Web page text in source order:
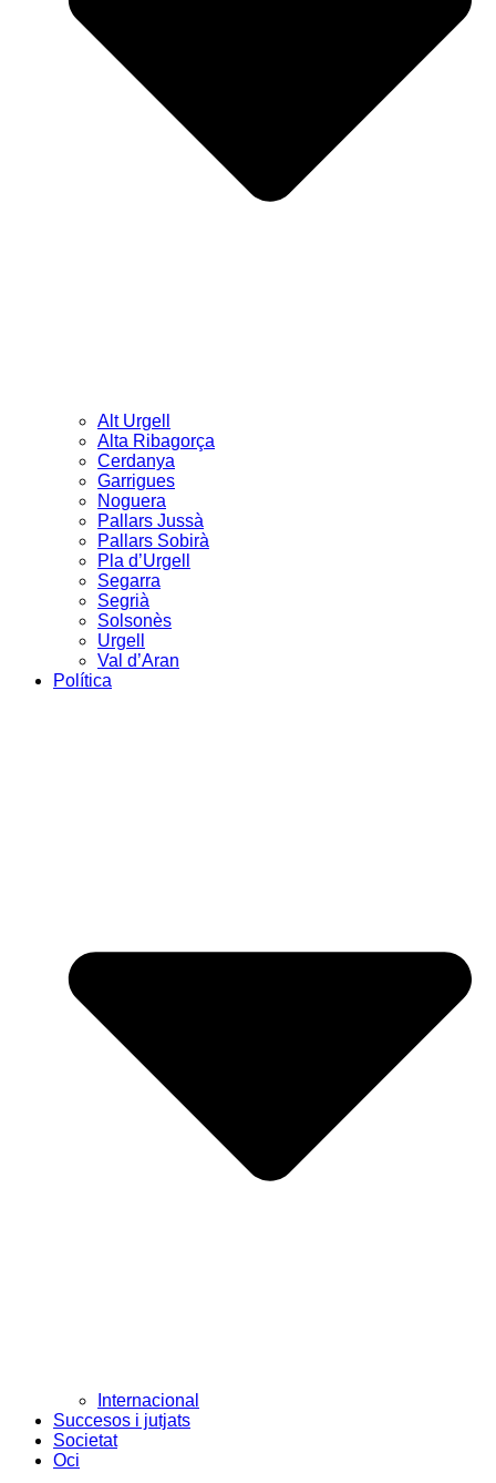
Alt Urgell
Alta Ribagorça
Cerdanya
Garrigues
Noguera
Pallars Jussà
Pallars Sobirà
Pla d’Urgell
Segarra
Segrià
Solsonès
Urgell
Val d’Aran
Política
Internacional
Succesos i jutjats
Societat
Oci